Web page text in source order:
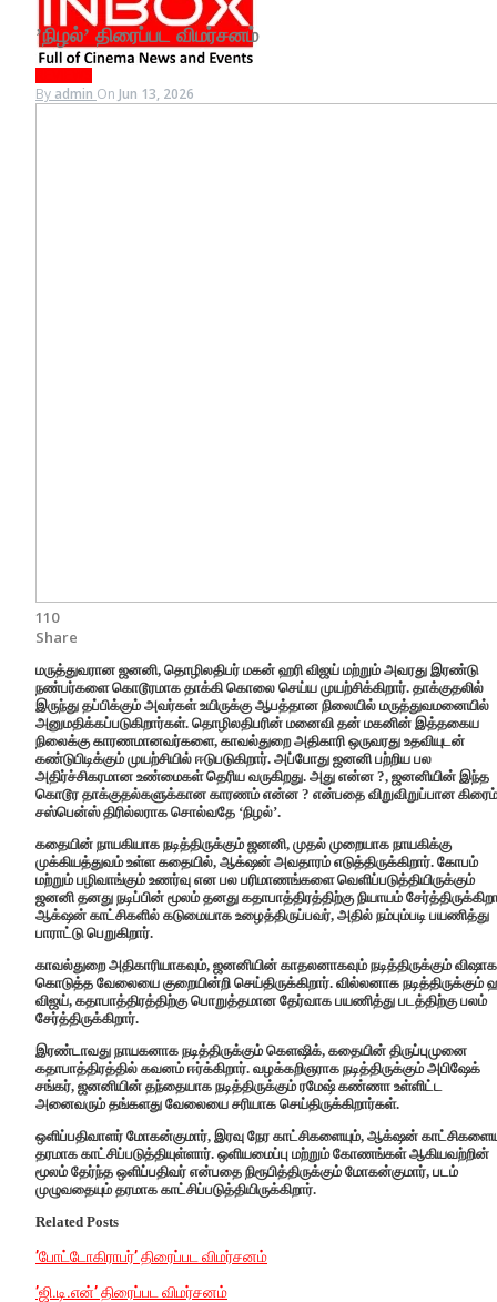
’நிழல்’ திரைப்பட விமர்சனம்
By admin On Jun 13, 2026
110
Share
மருத்துவரான ஜனனி, தொழிலதிபர் மகன் ஹரி விஜய் மற்றும் அவரது இரண்டு
நண்பர்களை கொடூரமாக தாக்கி கொலை செய்ய முயற்சிக்கிறார். தாக்குதலில்
இருந்து தப்பிக்கும் அவர்கள் உயிருக்கு ஆபத்தான நிலையில் மருத்துவமனையில்
அனுமதிக்கப்படுகிறார்கள். தொழிலதிபரின் மனைவி தன் மகனின் இத்தகைய
நிலைக்கு காரணமானவர்களை, காவல்துறை அதிகாரி ஒருவரது உதவியுடன்
கண்டுபிடிக்கும் முயற்சியில் ஈடுபடுகிறார். அப்போது ஜனனி பற்றிய பல
அதிர்ச்சிகரமான உண்மைகள் தெரிய வருகிறது. அது என்ன ?, ஜனனியின் இந்த
கொடூர தாக்குதல்களுக்கான காரணம் என்ன ? என்பதை விறுவிறுப்பான கிரைம்
சஸ்பென்ஸ் திரில்லராக சொல்வதே ‘நிழல்’.
கதையின் நாயகியாக நடித்திருக்கும் ஜனனி, முதல் முறையாக நாயகிக்கு
முக்கியத்துவம் உள்ள கதையில், ஆக்‌ஷன் அவதாரம் எடுத்திருக்கிறார். கோபம்
மற்றும் பழிவாங்கும் உணர்வு என பல பரிமாணங்களை வெளிப்படுத்தியிருக்கும்
ஜனனி தனது நடிப்பின் மூலம் தனது கதாபாத்திரத்திற்கு நியாயம்
ஆக்‌ஷன் காட்சிகளில் கடுமையாக உழைத்திருப்பவர், அதில் நம்பும்படி பயணித்து
பாராட்டு பெறுகிறார்.
காவல்துறை அதிகாரியாகவும், ஜனனியின் காதலனாகவும் நடித்திருக்கும்
கொடுத்த வேலையை குறையின்றி செய்திருக்கிறார். வில்லனாக நடித்திருக்கும்
விஜய், கதாபாத்திரத்திற்கு பொறுத்தமான தேர்வாக பயணித்து படத்திற்கு பலம்
சேர்த்திருக்கிறார்.
இரண்டாவது நாயகனாக நடித்திருக்கும் கெளஷிக், கதையின் திருப்புமுனை
கதாபாத்திரத்தில் கவனம் ஈர்க்கிறார். வழக்கறிஞராக நடித்திருக்கும் அபிஷேக்
சங்கர், ஜனனியின் தந்தையாக நடித்திருக்கும் ரமேஷ் கண்ணா உள்ளிட்ட
அனைவரும் தங்களது வேலையை சரியாக செய்திருக்கிறார்கள்.
ஒளிப்பதிவாளர் மோகன்குமார், இரவு நேர காட்சிகளையும், ஆக்‌ஷன்
தரமாக காட்சிப்படுத்தியுள்ளார். ஒளியமைப்பு மற்றும் கோணங்கள் ஆகியவற்றின்
மூலம் தேர்ந்த ஒளிப்பதிவர் என்பதை நிரூபித்திருக்கும் மோகன்குமார், படம்
முழுவதையும் தரமாக காட்சிப்படுத்தியிருக்கிறார்.
Related Posts
’போட்டோகிராபர்’ திரைப்பட விமர்சனம்
’ஜி.டி.என்’ திரைப்பட விமர்சனம்